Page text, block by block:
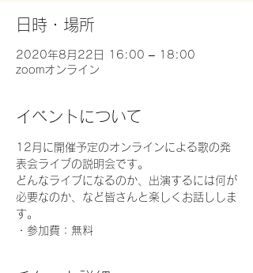
日時・場所
2020年8月22日 16:00 – 18:00
zoomオンライン
イベントについて
12月に開催予定のオンラインによる歌の発
表会ライブの説明会です。
どんなライブになるのか、出演するには何が
必要なのか、など皆さんと楽しくお話ししま
す。
・参加費：無料